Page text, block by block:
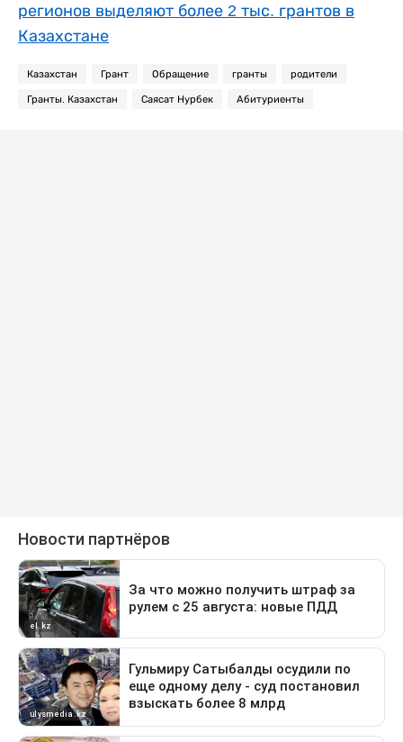
регионов выделяют более 2 тыс. грантов в
Казахстане
Казахстан Грант Обращение гранты родители
Гранты. Казахстан Саясат Нурбек Абитуриенты